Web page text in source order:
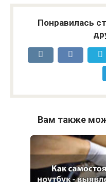
Понравилась
Вам также